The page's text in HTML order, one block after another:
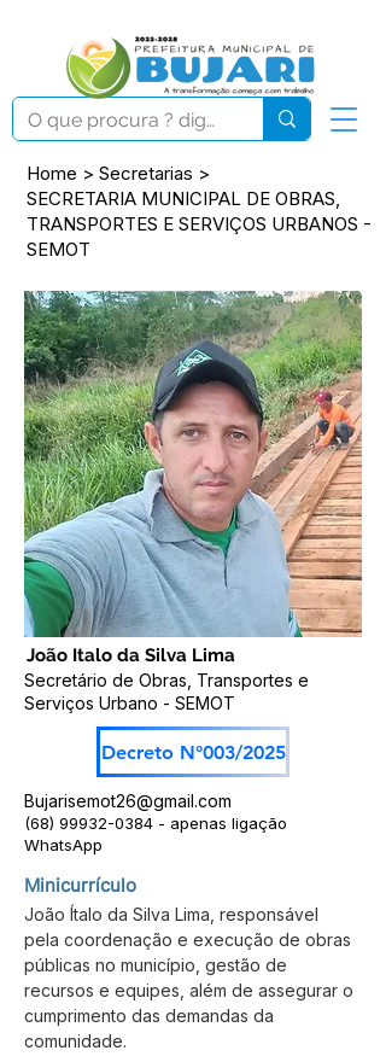
Home > Secretarias >
SECRETARIA MUNICIPAL DE OBRAS,
TRANSPORTES E SERVIÇOS URBANOS -
SEMOT
João Italo da Silva Lima
Secretário de Obras, Transportes e
Serviços Urbano - SEMOT
Decreto N°003/2025
Bujarisemot26@gmail.com
(68) 99932-0384 - apenas ligação
WhatsApp
Minicurrículo
João Ítalo da Silva Lima, responsável
pela coordenação e execução de obras
públicas no município, gestão de
recursos e equipes, além de assegurar o
cumprimento das demandas da
comunidade.